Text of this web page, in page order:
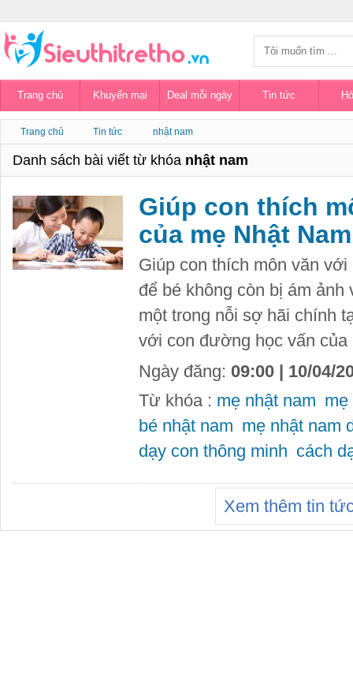
Trang chủ Khuyến mại Deal mỗi ngày Tin tức
Trang chủ Tin tức nhật nam
Danh sách bài viết từ khóa nhật nam
Giúp con thích
của mẹ Nhật Nam
Giúp con thích môn văn
để bé không còn bị ám
một trong nỗi sợ hãi chính
với con đường học vấn của
Ngày đăng: 09:00 | 10/04/
Từ khóa : mẹ nhật nam mẹ
bé nhật nam mẹ nhật nam
dạy con thông minh cách
Xem thêm tin